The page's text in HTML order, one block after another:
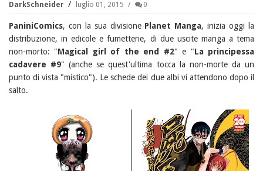
DarkSchneider luglio 01, 2015 0
PaniniComics, con la sua divisione Planet Manga, inizia oggi la
distribuzione, in edicole e fumetterie, di due uscite manga a tema
non-morto: "Magical girl of the end #2" e "La principessa
cadavere #9" (anche se quest'ultima tocca la non-morte da un
punto di vista "mistico"). Le schede dei due albi vi attendono dopo il
salto.